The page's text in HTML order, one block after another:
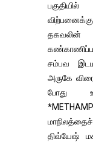
தகவலின்
சம்பவ
அருகே
போது
திவ்யேஷ்